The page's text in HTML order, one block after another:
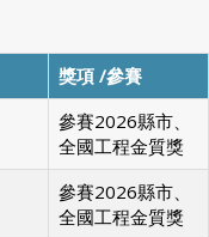
獎項 /參賽
參賽2026縣市、
全國工程金質獎
參賽2026縣市、